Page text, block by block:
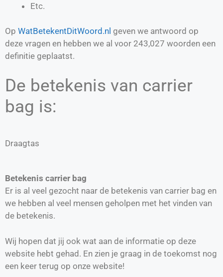
Etc.
Op WatBetekentDitWoord.nl geven we antwoord op
deze vragen en hebben we al voor 243,027 woorden een
definitie geplaatst.
De betekenis van carrier
bag is:
Draagtas
Betekenis carrier bag
Er is al veel gezocht naar de betekenis van carrier bag en
we hebben al veel mensen geholpen met het vinden van
de betekenis.
Wij hopen dat jij ook wat aan de informatie op deze
website hebt gehad. En zien je graag in de toekomst nog
een keer terug op onze website!